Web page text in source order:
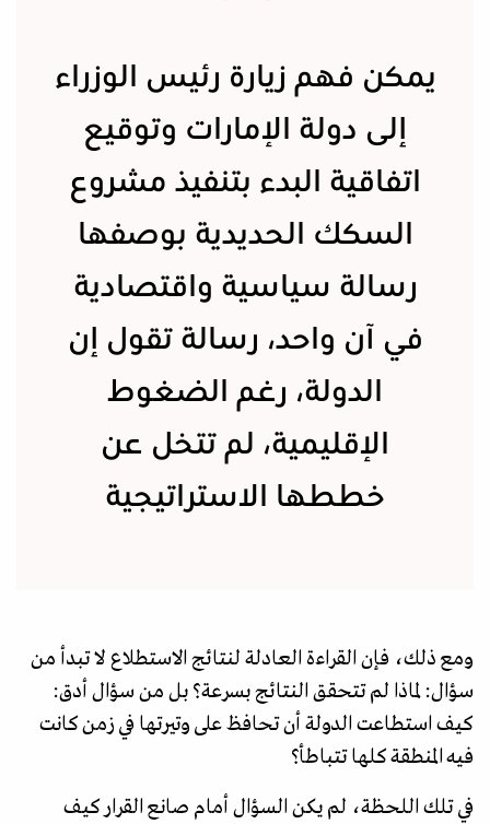
يمكن فهم زيارة رئيس الوزراء
إلى دولة الإمارات وتوقيع
اتفاقية البدء بتنفيذ مشروع
السكك الحديدية بوصفها
رسالة سياسية واقتصادية
في آن واحد، رسالة تقول إن
الدولة، رغم الضغوط
الإقليمية، لم تتخل عن
خططها الاستراتيجية
ومع ذلك، فإن القراءة العادلة لنتائج الاستطلاع لا تبدأ من
سؤال: لماذا لم تتحقق النتائج بسرعة؟ بل من سؤال أدق:
كيف استطاعت الدولة أن تحافظ على وتيرتها في زمن كانت
فيه المنطقة كلها تتباطأ؟
في تلك اللحظة، لم يكن السؤال أمام صانع القرار كيف